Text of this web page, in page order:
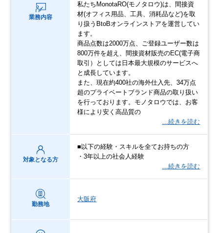
業務内容
私たちMonotaRO(モノタロウ)は、間接資
材(オフィス用品、工具、消耗品など)を取
り扱うBtoBオンラインストアを運営してい
ます。
商品点数は2000万点、ご登録ユーザー数は
800万件を超え、間接資材販売のEC(電子商
取引）としては日本最大規模のサービスへ
と成長しています。
また、現在約400社の海外仕入先、34万点
超のプライベートブランド商品の取り扱い
を行っております。モノタロウでは、お客
様により安く高品質の
…続きを読む
対象となる方
■以下の経験・スキルを全てお持ちの方
・3年以上の社会人経験
…続きを読む
勤務地
大阪府